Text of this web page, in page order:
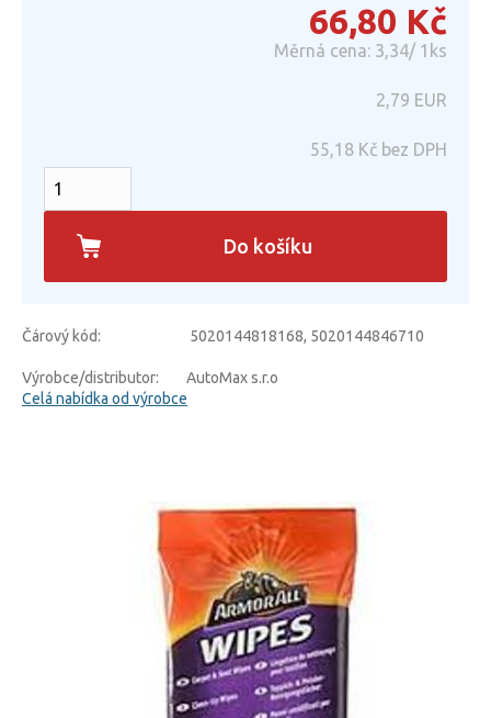
66,80 Kč
Měrná cena: 3,34/ 1ks
2,79 EUR
55,18 Kč bez DPH
Do košíku
Čárový kód: 5020144818168, 5020144846710
Výrobce/distributor:
AutoMax s.r.o
Celá nabídka od výrobce